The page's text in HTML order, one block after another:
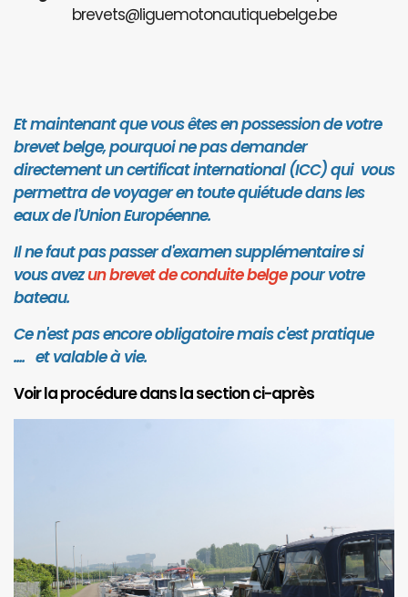
brevets@liguemotonautiquebelge.be
Et maintenant que vous êtes en possession de votre
brevet belge, pourquoi ne pas demander
directement un certificat international (ICC) qui vous
permettra de voyager en toute quiétude dans les
eaux de l'Union Européenne.
Il ne faut pas passer d'examen supplémentaire si
vous avezun brevet de conduite belgepour votre
bateau.
Ce n'est pas encore obligatoire mais c'est pratique
.... et valable à vie.
Voir la procédure dans la section ci-après